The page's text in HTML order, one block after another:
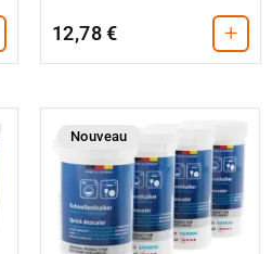
12,78 € +
Nouveau